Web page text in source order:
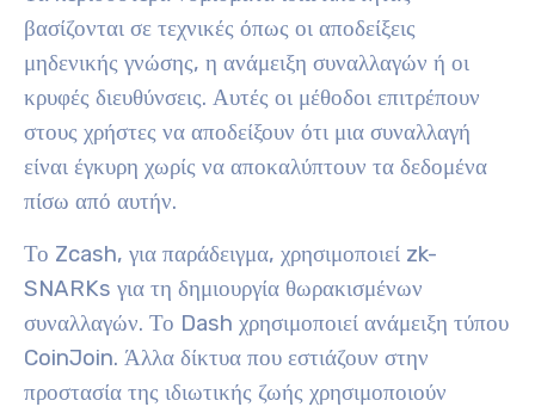
βασίζονται σε τεχνικές όπως οι αποδείξεις
μηδενικής γνώσης, η ανάμειξη συναλλαγών ή οι
κρυφές διευθύνσεις. Αυτές οι μέθοδοι επιτρέπουν
στους χρήστες να αποδείξουν ότι μια συναλλαγή
είναι έγκυρη χωρίς να αποκαλύπτουν τα δεδομένα
πίσω από αυτήν.
Το Zcash, για παράδειγμα, χρησιμοποιεί zk-
SNARKs για τη δημιουργία θωρακισμένων
συναλλαγών. Το Dash χρησιμοποιεί ανάμειξη τύπου
CoinJoin. Άλλα δίκτυα που εστιάζουν στην
προστασία της ιδιωτικής ζωής χρησιμοποιούν